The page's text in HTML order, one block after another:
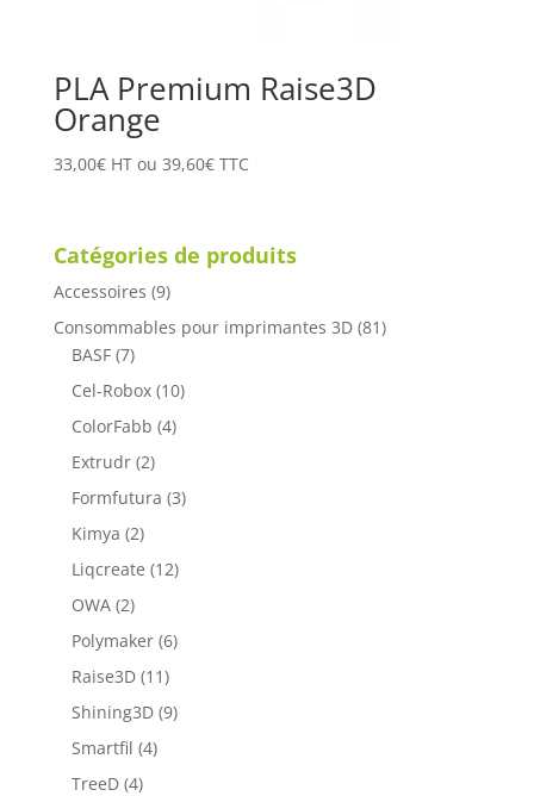
PLA Premium Raise3D
Orange
33,00€ HT ou 39,60€TTC
Catégories de produits
Accessoires (9)
Consommables pour imprimantes 3D (81)
BASF (7)
Cel-Robox (10)
ColorFabb (4)
Extrudr (2)
Formfutura (3)
Kimya (2)
Liqcreate (12)
OWA (2)
Polymaker (6)
Raise3D (11)
Shining3D (9)
Smartfil (4)
TreeD (4)